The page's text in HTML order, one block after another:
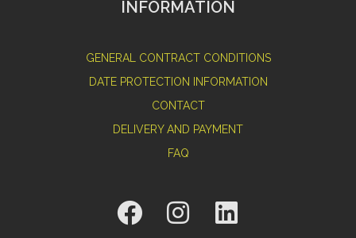
INFORMATION
GENERAL CONTRACT CONDITIONS
DATE PROTECTION INFORMATION
CONTACT
DELIVERY AND PAYMENT
FAQ